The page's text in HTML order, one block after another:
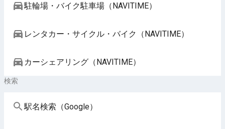
駐輪場・バイク駐車場（NAVITIME）
レンタカー・サイクル・バイク（NAVITIME）
カーシェアリング（NAVITIME）
検索
駅名検索（Google）